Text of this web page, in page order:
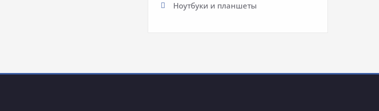
Ноутбуки и планшеты